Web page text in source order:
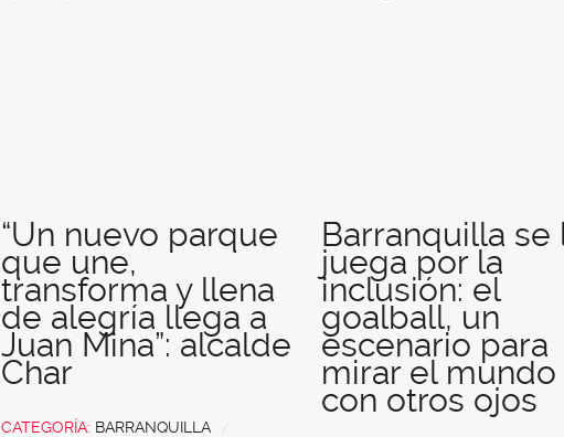
“Un nuevo parque
que une,
transforma y llena
de alegría llega a
Juan Mina”: alcalde
Char
CATEGORÍA: BARRANQUILLA
Barranquilla se
juega por la
inclusión: el
goalball, un
escenario para
mirar el mundo
con otros ojos